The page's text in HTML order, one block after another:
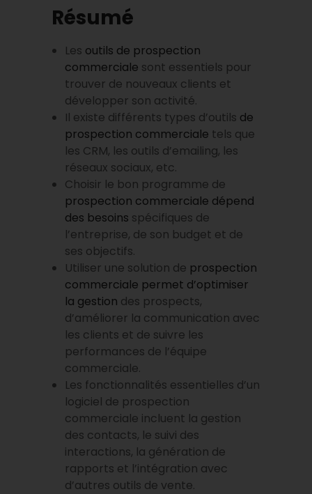
Résumé
Les outils de prospection
commerciale sont essentiels pour
trouver de nouveaux clients et
développer son activité.
Il existe différents types d’outils de
prospection commerciale tels que
les CRM, les outils d’emailing, les
réseaux sociaux, etc.
Choisir le bon programme de
prospection commerciale dépend
des besoins spécifiques de
l’entreprise, de son budget et de
ses objectifs.
Utiliser une solution de prospection
commerciale permet d’optimiser
la gestion des prospects,
d’améliorer la communication avec
les clients et de suivre les
performances de l’équipe
commerciale.
Les fonctionnalités essentielles d’un
logiciel de prospection
commerciale incluent la gestion
des contacts, le suivi des
interactions, la génération de
rapports et l’intégration avec
d’autres outils de vente.